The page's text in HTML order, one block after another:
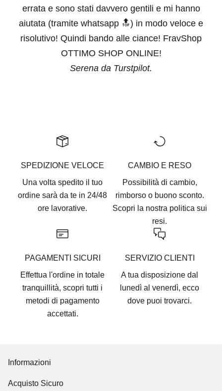
errata e sono stati davvero gentili e mi hanno
aiutata (tramite whatsapp 🔝) in modo veloce e
risolutivo! Quindi bando alle ciance! FravShop
OTTIMO SHOP ONLINE!
Serena da Turstpilot.
SPEDIZIONE VELOCE
Una volta spedito il tuo
ordine sarà da te in 24/48
ore lavorative.
CAMBIO E RESO
Possibilità di cambio,
rimborso o buono sconto.
Scopri la nostra politica sui
resi.
PAGAMENTI SICURI
Effettua l'ordine in totale
tranquillità, scopri tutti i
metodi di pagamento
accettati.
SERVIZIO CLIENTI
A tua disposizione dal
lunedì al venerdì, ecco
dove puoi trovarci.
Informazioni
Acquisto Sicuro